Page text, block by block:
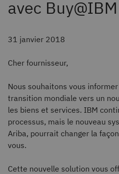
31 janvier 2018
Cher fournisseur,
Nous souhaitons vous
transition mondiale vers un
les biens et services. IBM
processus, mais le nouveau
Ariba, pourrait changer la
vous.
Cette nouvelle solution vous